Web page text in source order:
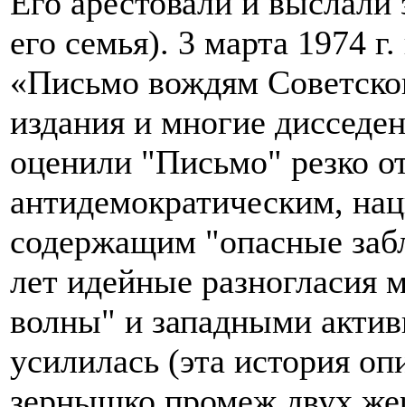
его семья). 3 марта 1974
«Письмо вождям
издания и многие
оценили "Письмо" резко
антидемократическим,
содержащим "опасные
лет идейные разногласия
волны" и западными
усилилась (эта история